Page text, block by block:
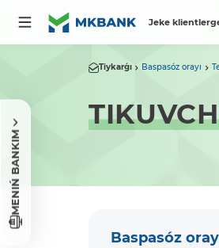
Jeke
MENIŃ BANKIM
Tiykarǵı Baspasóz orayı
Baspasóz